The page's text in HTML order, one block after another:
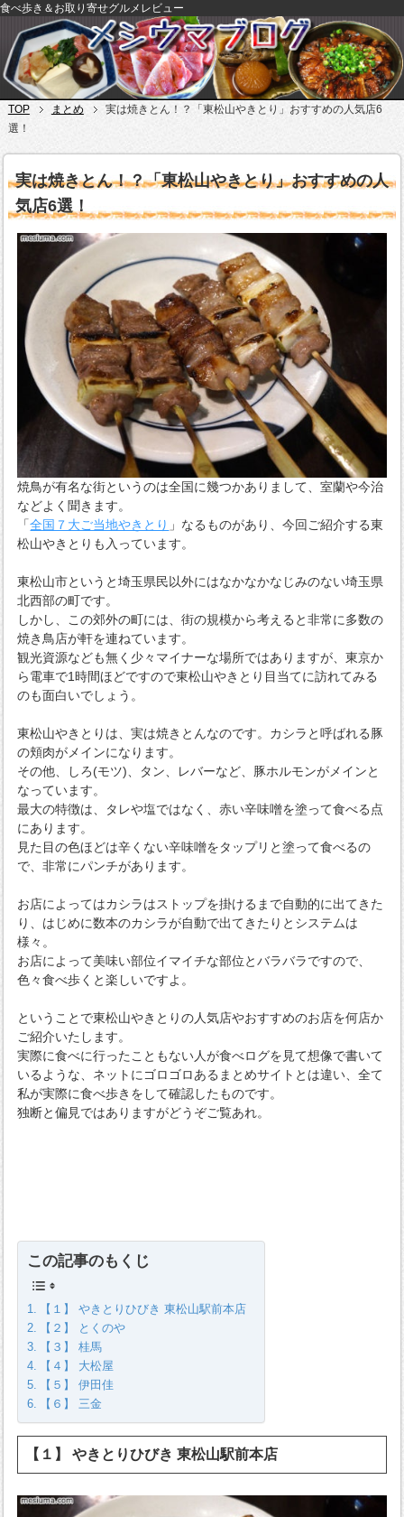
食べ歩き＆お取り寄せグルメレビュー
TOP まとめ
実は焼きとん！？「東松山やきとり」おすすめの人気店6
選！
実は焼きとん！？「東松山やきとり」おすすめの人
気店6選！
焼鳥が有名な街というのは全国に幾つかありまして、室蘭や今治
などよく聞きます。
「全国７大ご当地やきとり 」なるものがあり、今回ご紹介する東
松山やきとりも入っています。
東松山市というと埼玉県民以外にはなかなかなじみのない埼玉県
北西部の町です。
しかし、この郊外の町には、街の規模から考えると非常に多数の
焼き鳥店が軒を連ねています。
観光資源なども無く少々マイナーな場所ではありますが、東京か
ら電車で1時間ほどですので東松山やきとり目当てに訪れてみる
のも面白いでしょう。
東松山やきとりは、実は焼きとんなのです。カシラと呼ばれる豚
の頬肉がメインになります。
その他、しろ(モツ)、タン、レバーなど、豚ホルモンがメインと
なっています。
最大の特徴は、タレや塩ではなく、赤い辛味噌を塗って食べる点
にあります。
見た目の色ほどは辛くない辛味噌をタップリと塗って食べるの
で、非常にパンチがあります。
お店によってはカシラはストップを掛けるまで自動的に出てきた
り、はじめに数本のカシラが自動で出てきたりとシステムは
様々。
お店によって美味い部位イマイチな部位とバラバラですので、
色々食べ歩くと楽しいですよ。
ということで東松山やきとりの人気店やおすすめのお店を何店か
ご紹介いたします。
実際に食べに行ったこともない人が食べログを見て想像で書いて
いるような、ネットにゴロゴロあるまとめサイトとは違い、全て
私が実際に食べ歩きをして確認したものです。
独断と偏見ではありますがどうぞご覧あれ。
この記事のもくじ
【１】 やきとりひびき 東松山駅前本店
【２】 とくのや
【３】 桂馬
【４】 大松屋
【５】 伊田佳
【６】 三金
【１】 やきとりひびき 東松山駅前本店